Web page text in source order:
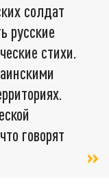
солдат
русские
стихи.
говорят